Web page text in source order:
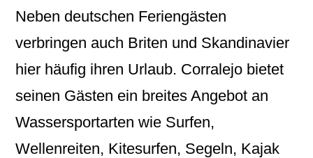
Neben deutschen Feriengästen
verbringen auch Briten und Skandinavier
hier häufig ihren Urlaub. Corralejo bietet
seinen Gästen ein breites Angebot an
Wassersportarten wie Surfen,
Wellenreiten, Kitesurfen, Segeln, Kajak